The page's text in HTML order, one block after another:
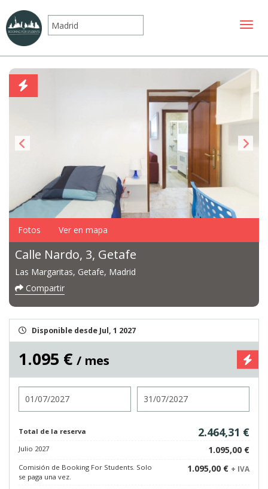
Fotos Ver en mapa
Calle Nardo, 3, Getafe
Las Margaritas, Getafe, Madrid
Compartir
Disponible desde Jul, 1 2027
1.095 € / mes
Total de la reserva 2.464,31 €
Julio 2027 1.095,00 €
Comisión de Booking For Students. Solo
se paga una vez.
1.095,00 € + IVA